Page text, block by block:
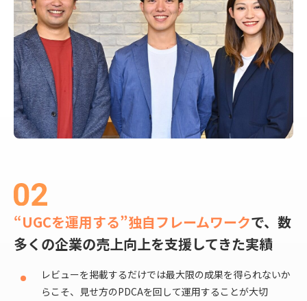
“UGCを運用する”独自フレームワークで、 数
多くの企業の売上向上を支援してきた実績
レビューを掲載するだけでは最大限の成果を得られないか
らこそ、見せ方のPDCAを回して運用することが大切